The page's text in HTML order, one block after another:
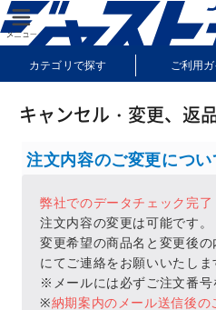
カテゴリで探す ご利用
キャンセル・変更、返